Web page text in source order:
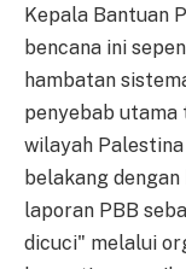
Kepala Bantuan
bencana ini
hambatan
penyebab
wilayah
belakang
laporan PBB
dicuci" melalui